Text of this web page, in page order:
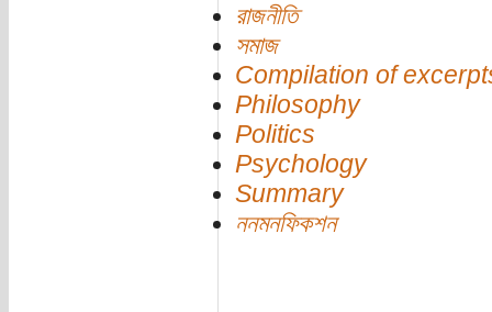
রাজনীতি
সমাজ
Compilation of
Philosophy
Politics
Psychology
Summary
ননমনফিকশন